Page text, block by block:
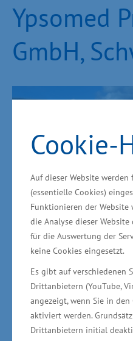
Cookie-
Auf dieser Website
(essentielle Cookies)
Funktionieren der
die Analyse dieser
für die Auswertung der
keine Cookies eingesetzt.
Es gibt auf verschiedenen
Drittanbietern (YouTube,
angezeigt, wenn Sie in
aktiviert werden.
Drittanbietern initial
Ypsomed
GmbH,
Grundsteinlegung für
Industriepark Schwerin
Wirtschaftsministerium
Die Wurzeln der
Jahr 1984 zurück, in